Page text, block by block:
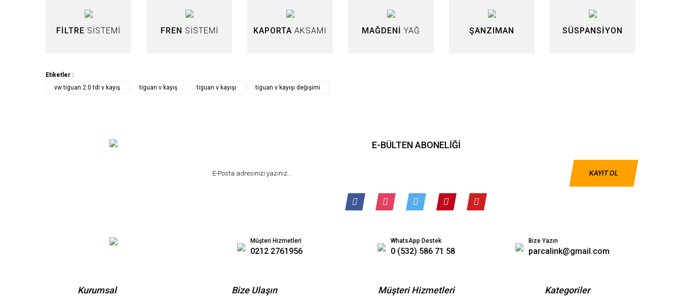
Bu ürüne benzer farklı alternatifler olmalı.
FİLTRE SİSTEMİ FREN SİSTEMİ KAPORTA AKSAMI MAĞDENİ YAĞ ŞANZIMAN SÜSPANSİYON
Etiketler :
vw tiguan 2.0 tdi v kayış
tiguan v kayış tiguan v kayışı tiguan v kayışı değişimi
E-BÜLTEN ABONELİĞİ
KAYIT OL
Müşteri Hizmetleri
0212 2761956
WhatsApp Destek
0 (532) 586 71 58
Bize Yazın
parcalink@gmail.com
Kurumsal Bize Ulaşın Müşteri Hizmetleri Kategoriler